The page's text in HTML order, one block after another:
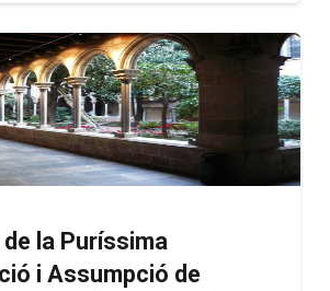
la Puríssima
i Assumpció de